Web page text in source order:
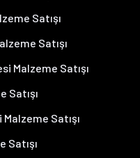
Satışı
Satışı
Malzeme Satışı
Satışı
Satışı
Satışı